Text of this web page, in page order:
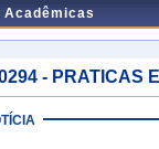
- PRATICAS